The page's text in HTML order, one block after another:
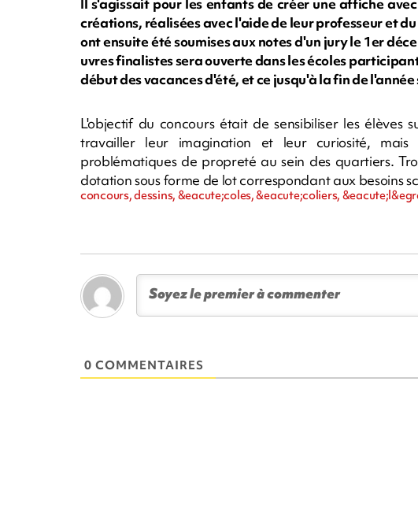
créations, réalisées avec l'aide de leur professeur et
ont ensuite été soumises aux notes d'un jury le 1er
uvres finalistes sera ouverte dans les écoles
début des vacances d'été, et ce jusqu'à la fin de
L'objectif du concours était de sensibiliser les
travailler leur imagination et leur curiosité,
problématiques de propreté au sein des quartiers.
dotation sous forme de lot correspondant aux besoins
concours, dessins, &eacute;coles, &eacute;coliers,
0 COMMENTAIRES